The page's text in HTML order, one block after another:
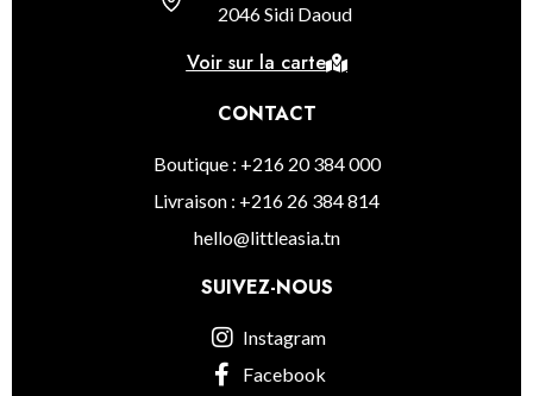
2046 Sidi Daoud
Voir sur la carte
CONTACT
Boutique : +216 20 384 000
Livraison : +216 26 384 814
hello@littleasia.tn
SUIVEZ-NOUS
Instagram
Facebook